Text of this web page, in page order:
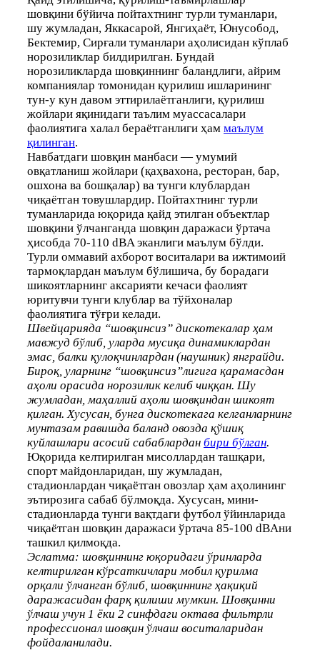
шовқини бўйича пойтахтнинг турли туманлари,
шу жумладан, Яккасарой, Янгиҳаёт, Юнусобод,
Бектемир, Сирғали туманлари аҳолисидан кўплаб
норозиликлар билдирилган. Бундай
норозиликларда шовқиннинг баландлиги, айрим
компаниялар томонидан қурилиш ишларининг
тун-у кун давом эттирилаётганлиги, қурилиш
жойлари яқинидаги таълим муассасалари
фаолиятига халал бераётганлиги ҳам маълум
қилинган.
Навбатдаги шовқин манбаси — умумий
овқатланиш жойлари (қаҳвахона, ресторан, бар,
ошхона ва бошқалар) ва тунги клублардан
чиқаётган товушлардир. Пойтахтнинг турли
туманларида юқорида қайд этилган объектлар
шовқини ўлчанганда шовқин даражаси ўртача
ҳисобда 70-110 dBA эканлиги маълум бўлди.
Турли оммавий ахборот воситалари ва ижтимоий
тармоқлардан маълум бўлишича, бу борадаги
шикоятларнинг аксарияти кечаси фаолият
юритувчи тунги клублар ва тўйхоналар
фаолиятига тўғри келади.
Швейцарияда “шовқинсиз” дискотекалар ҳам
мавжуд бўлиб, уларда мусиқа динамиклардан
эмас, балки қулоқчинлардан (наушник) янграйди.
Бироқ, уларнинг “шовқинсиз”лигига қарамасдан
аҳоли орасида норозилик келиб чиққан. Шу
жумладан, маҳаллий аҳоли шовқиндан шикоят
қилган. Хусусан, бунга дискотекага келганларнинг
мунтазам равишда баланд овозда қўшиқ
куйлашлари асосий сабаблардан бири бўлган.
Юқорида келтирилган мисоллардан ташқари,
спорт майдонларидан, шу жумладан,
стадионлардан чиқаётган овозлар ҳам аҳолининг
эътирозига сабаб бўлмоқда. Хусусан, мини-
стадионларда тунги вақтдаги футбол ўйинларида
чиқаётган шовқин даражаси ўртача 85-100 dBAни
ташкил қилмоқда.
Эслатма: шовқиннинг юқоридаги ўринларда
келтирилган кўрсаткичлари мобил қурилма
орқали ўлчанган бўлиб, шовқиннинг ҳақиқий
даражасидан фарқ қилиши мумкин. Шовқинни
ўлчаш учун 1 ёки 2 синфдаги октава фильтрли
профессионал шовқин ўлчаш воситаларидан
фойдаланилади.